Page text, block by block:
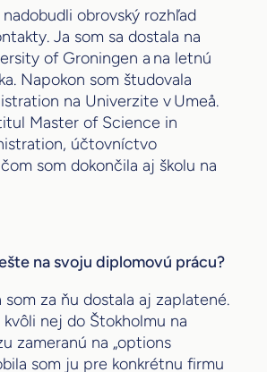
obrovský rozhľad
Ja som sa dostala na
of Groningen a na letnú
Napokon som študovala
na Univerzite v Umeå.
Master of Science in
účtovníctvo
som dokončila aj školu na
na svoju diplomovú prácu?
som za ňu dostala aj zaplatené.
kvôli nej do Štokholmu na
zameranú na „options
som ju pre konkrétnu firmu